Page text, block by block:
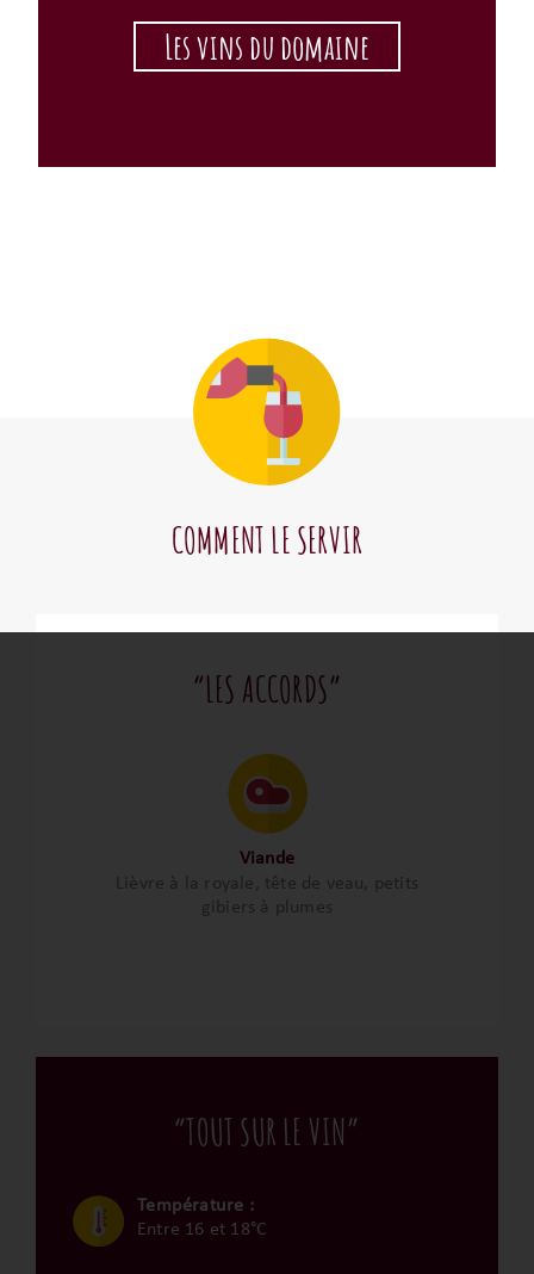
Les vins du domaine
COMMENT LE SERVIR
“LES ACCORDS”
Viande
Lièvre à la royale, tête de veau, petits
gibiers à plumes
“TOUT SUR LE VIN”
Température :
Entre 16 et 18°C